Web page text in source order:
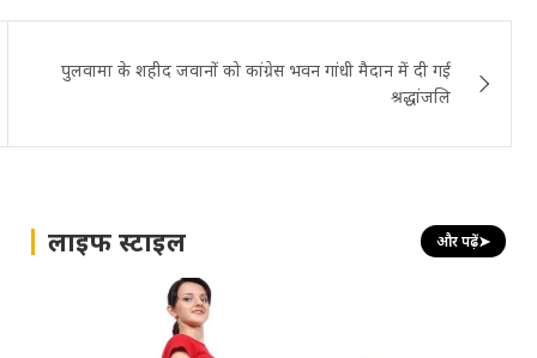
पुलवामा के शहीद जवानों को कांग्रेस भवन गांधी मैदान में दी गई
श्रद्धांजलि
लाइफ स्टाइल और पढ़ें➤